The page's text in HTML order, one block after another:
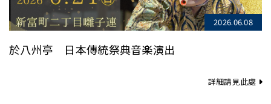
2026.06.08
於八州亭 日本傳統祭典音楽演出
詳細請見此處